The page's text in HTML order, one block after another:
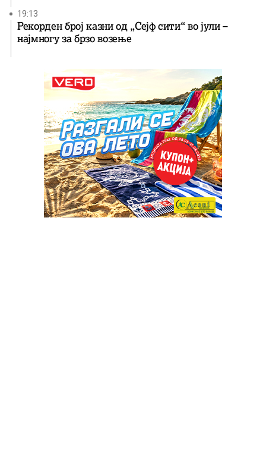
19:13
Рекорден број казни од „Сејф сити“ во јули –
најмногу за брзо возење